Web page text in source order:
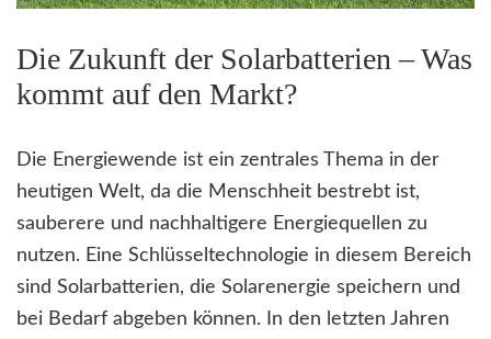
Die Zukunft der Solarbatterien – Was
kommt auf den Markt?
Die Energiewende ist ein zentrales Thema in der
heutigen Welt, da die Menschheit bestrebt ist,
sauberere und nachhaltigere Energiequellen zu
nutzen. Eine Schlüsseltechnologie in diesem Bereich
sind Solarbatterien, die Solarenergie speichern und
bei Bedarf abgeben können. In den letzten Jahren